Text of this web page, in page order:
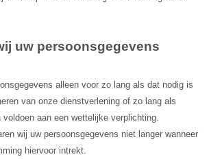
uw persoonsgegevens
alleen voor zo lang als dat nodig is
van onze dienstverlening of zo lang als
aan een wettelijke verplichting.
wij uw persoonsgegevens niet langer wanneer
hiervoor intrekt.